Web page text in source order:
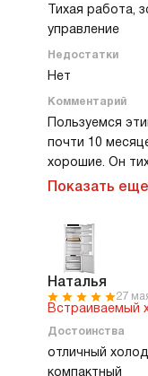
Тихая работа,
управление
Недостатки
Нет
Комментарий
Пользуемся
почти 10
хорошие. Он
внимание даже
вечером не
зелень
дольше, чем в
сенсорные
особому
особых не
Показать еще
Наталья
27
Встраиваемый
Достоинства
отличный
компактный